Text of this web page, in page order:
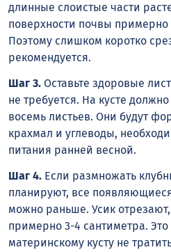
длинные слоистые части
поверхности почвы примерно
Поэтому слишком коротко
рекомендуется.
Шаг 3. Оставьте здоровые
не требуется. На кусте
восемь листьев. Они будут
крахмал и углеводы,
питания ранней весной.
Шаг 4. Если размножать
планируют, все
можно раньше. Усик
примерно 3-4 сантиметра. Это
материнскому кусту не